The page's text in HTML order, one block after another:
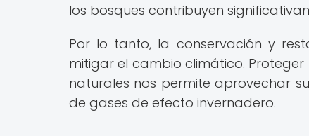
los bosques contribuyen
Por lo tanto, la conservación y
mitigar el cambio climático.
naturales nos permite aprovechar
de gases de efecto invernadero.